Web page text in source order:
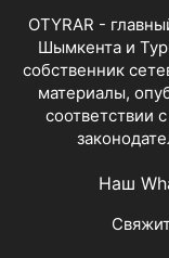
OTYRAR -
Шымкента и
собственник
материалы,
соответствии
Наш